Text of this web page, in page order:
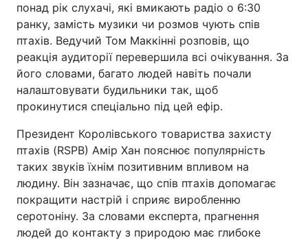
понад рік слухачі, які вмикають радіо о 6:30
ранку, замість музики чи розмов чують спів
птахів. Ведучий Том Маккінні розповів, що
реакція аудиторії перевершила всі очікування. За
його словами, багато людей навіть почали
налаштовувати будильники так, щоб
прокинутися спеціально під цей ефір.
Президент Королівського товариства захисту
птахів (RSPB) Амір Хан пояснює популярність
таких звуків їхнім позитивним впливом на
людину. Він зазначає, що спів птахів допомагає
покращити настрій і сприяє виробленню
серотоніну. За словами експерта, прагнення
людей до контакту з природою має глибоке